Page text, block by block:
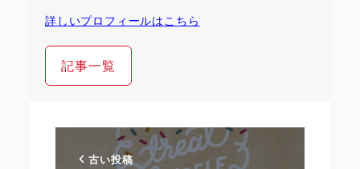
詳しいプロフィールはこちら
記事一覧
古い投稿